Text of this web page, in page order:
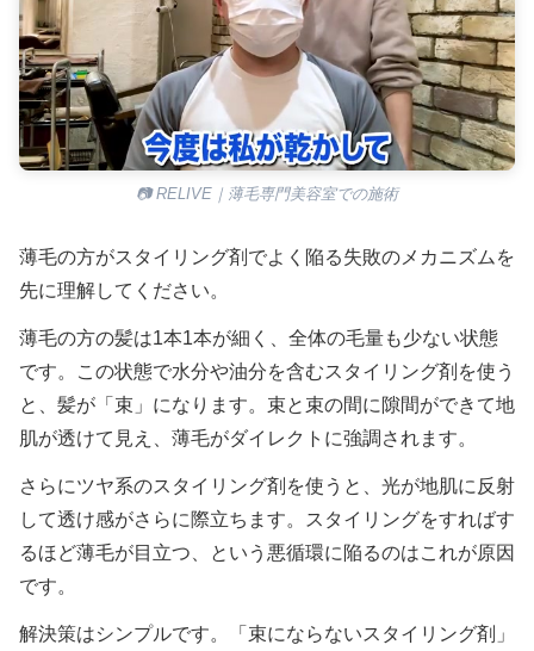
📷 RELIVE｜薄毛専門美容室での施術
薄毛の方がスタイリング剤でよく陥る失敗のメカニズムを
先に理解してください。
薄毛の方の髪は1本1本が細く、全体の毛量も少ない状態
です。この状態で水分や油分を含むスタイリング剤を使う
と、髪が「束」になります。束と束の間に隙間ができて地
肌が透けて見え、薄毛がダイレクトに強調されます。
さらにツヤ系のスタイリング剤を使うと、光が地肌に反射
して透け感がさらに際立ちます。スタイリングをすればす
るほど薄毛が目立つ、という悪循環に陥るのはこれが原因
です。
解決策はシンプルです。「束にならないスタイリング剤」